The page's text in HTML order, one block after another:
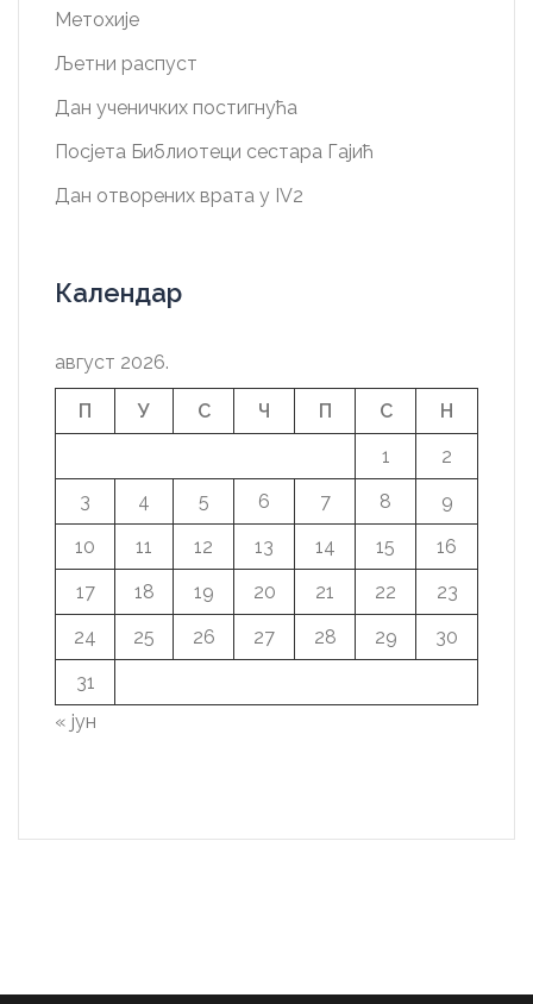
Метохије
Љетни распуст
Дан ученичких постигнућа
Посјета Библиотеци сестара Гајић
Дан отворених врата у IV2
Календар
август 2026.
П У С Ч П С
Н
1
2
3
4 5 6 7 8
9
10
11 12 13 14 15
16
17
18 19 20 21 22
23
24
25 26 27 28 29
30
31
« јун